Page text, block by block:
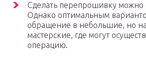
Сделать перепрошивку можно
Однако оптимальным
обращение в небольшие, но
мастерские, где могут
операцию.